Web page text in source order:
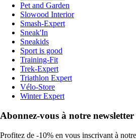
Pet and Garden
Slowood Interior
Smash-Expert
Sneak'In
Sneakids
Sport is good
Training-Fit
Trek-Expert
Triathlon Expert
Vélo-Store
Winter Expert
Abonnez-vous à notre newsletter
Profitez de -10% en vous inscrivant à